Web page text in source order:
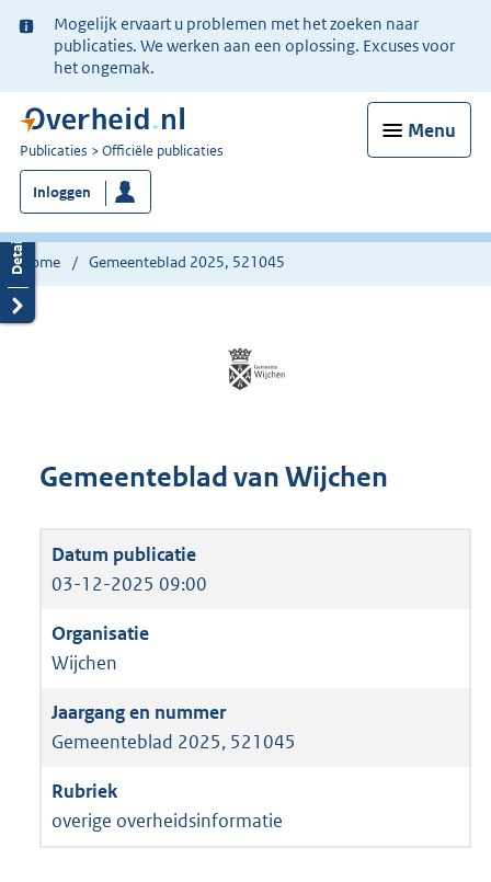
Ter
informatie:
Mogelijk ervaart u problemen met het zoeken naar
publicaties. We werken aan een oplossing. Excuses voor
het ongemak.
Menu
U
bent
nu
hier:
Publicaties Officiële publicaties
Inloggen
Home Gemeenteblad 2025, 521045
Gemeenteblad van Wijchen
03-12-2025 09:00
Wijchen
Gemeenteblad 2025, 521045
overige overheidsinformatie